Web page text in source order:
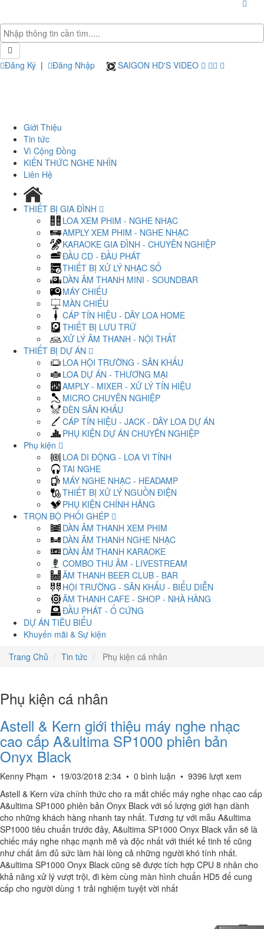
Đăng Ký | Đăng Nhập SAIGON HD'S VIDEO
Giới Thiệu
Tin tức
Vì Cộng Đồng
KIẾN THỨC NGHE NHÌN
Liên Hệ
THIẾT BỊ GIA ĐÌNH
LOA XEM PHIM - NGHE NHẠC
AMPLY XEM PHIM - NGHE NHẠC
KARAOKE GIA ĐÌNH - CHUYÊN NGHIỆP
ĐẦU CD - ĐẦU PHÁT
THIẾT BỊ XỬ LÝ NHẠC SỐ
DÀN ÂM THANH MINI - SOUNDBAR
MÁY CHIẾU
MÀN CHIẾU
CÁP TÍN HIỆU - DÂY LOA HOME
THIẾT BỊ LƯU TRỮ
XỬ LÝ ÂM THANH - NỘI THẤT
THIẾT BỊ DỰ ÁN
LOA HỘI TRƯỜNG - SÂN KHẤU
LOA DỰ ÁN - THƯƠNG MẠI
AMPLY - MIXER - XỬ LÝ TÍN HIỆU
MICRO CHUYÊN NGHIỆP
ĐÈN SÂN KHẤU
CÁP TÍN HIỆU - JACK - DÂY LOA DỰ ÁN
PHỤ KIỆN DỰ ÁN CHUYÊN NGHIỆP
Phụ kiện
LOA DI ĐỘNG - LOA VI TÍNH
TAI NGHE
MÁY NGHE NHẠC - HEADAMP
THIẾT BỊ XỬ LÝ NGUỒN ĐIỆN
PHỤ KIỆN CHÍNH HÃNG
TRỌN BỘ PHỐI GHÉP
DÀN ÂM THANH XEM PHIM
DÀN ÂM THANH NGHE NHẠC
DÀN ÂM THANH KARAOKE
COMBO THU ÂM - LIVESTREAM
ÂM THANH BEER CLUB - BAR
HỘI TRƯỜNG - SÂN KHẤU - BIỂU DIỄN
ÂM THANH CAFE - SHOP - NHÀ HÀNG
ĐẦU PHÁT - Ổ CỨNG
DỰ ÁN TIÊU BIỂU
Khuyến mãi & Sự kiện
Trang Chủ
Tin tức Phụ kiện cá nhân
Phụ kiện cá nhân
Astell & Kern giới thiệu máy nghe nhạc
cao cấp A&ultima SP1000 phiên bản
Onyx Black
Kenny Phạm • 19/03/2018 2:34 • 0 bình luận • 9396 lượt xem
Astell & Kern vừa chính thức cho ra mắt chiếc máy nghe nhạc cao cấp
A&ultima SP1000 phiên bản Onyx Black với số lượng giới hạn dành
cho những khách hàng nhanh tay nhất. Tương tự với mẫu A&ultima
SP1000 tiêu chuẩn trước đây, A&ultima SP1000 Onyx Black vẫn sẽ là
chiếc máy nghe nhạc mạnh mẽ và độc nhất với thiết kế tinh tế cũng
như chất âm đủ sức làm hài lòng cả những người khó tính nhất.
A&ultima SP1000 Onyx Black cũng sẽ được tích hợp CPU 8 nhân cho
khả năng xử lý vượt trội, đi kèm cùng màn hình chuẩn HD5 để cung
cấp cho người dùng 1 trải nghiệm tuyệt vời nhất